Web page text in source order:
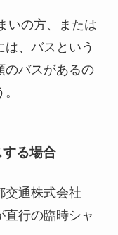
いの方、または
、バスという
のバスがあるの
する場合
交通株式会社
直行の臨時シャ